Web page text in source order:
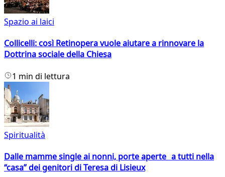
Spazio ai laici
Collicelli: così Retinopera vuole aiutare a rinnovare la
Dottrina sociale della Chiesa
1 min di lettura
Spiritualità
Dalle mamme single ai nonni, porte aperte a tutti nella
“casa” dei genitori di Teresa di Lisieux